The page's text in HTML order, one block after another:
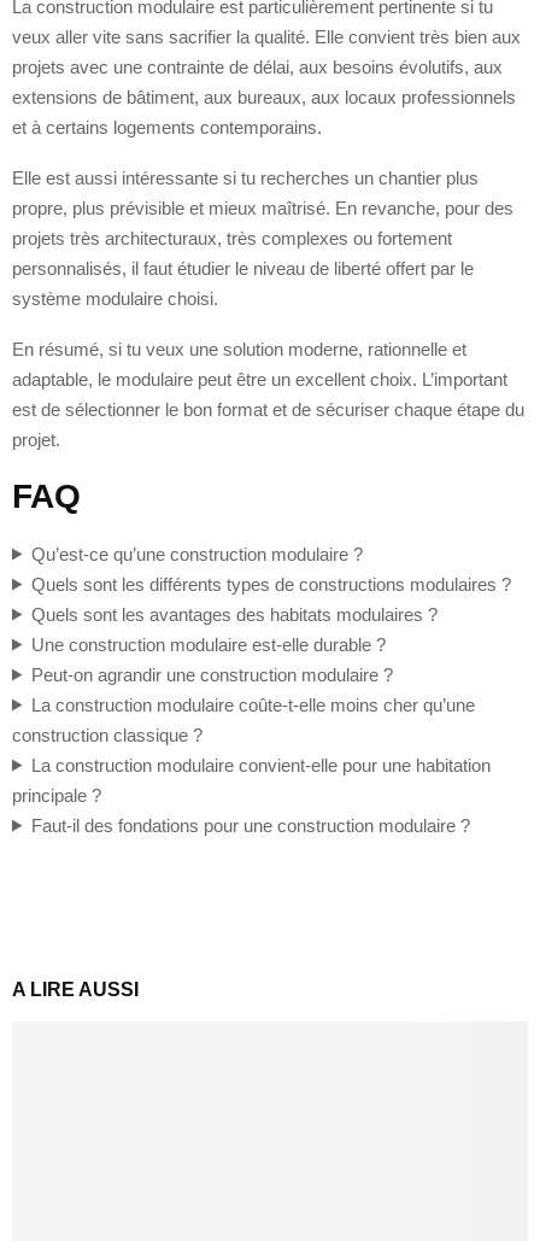
La construction modulaire est particulièrement pertinente si tu
veux aller vite sans sacrifier la qualité. Elle convient très bien aux
projets avec une contrainte de délai, aux besoins évolutifs, aux
extensions de bâtiment, aux bureaux, aux locaux professionnels
et à certains logements contemporains.
Elle est aussi intéressante si tu recherches un chantier plus
propre, plus prévisible et mieux maîtrisé. En revanche, pour des
projets très architecturaux, très complexes ou fortement
personnalisés, il faut étudier le niveau de liberté offert par le
système modulaire choisi.
En résumé, si tu veux une solution moderne, rationnelle et
adaptable, le modulaire peut être un excellent choix. L’important
est de sélectionner le bon format et de sécuriser chaque étape du
projet.
FAQ
Qu’est-ce qu’une construction modulaire ?
Quels sont les différents types de constructions modulaires ?
Quels sont les avantages des habitats modulaires ?
Une construction modulaire est-elle durable ?
Peut-on agrandir une construction modulaire ?
La construction modulaire coûte-t-elle moins cher qu’une
construction classique ?
La construction modulaire convient-elle pour une habitation
principale ?
Faut-il des fondations pour une construction modulaire ?
A LIRE AUSSI